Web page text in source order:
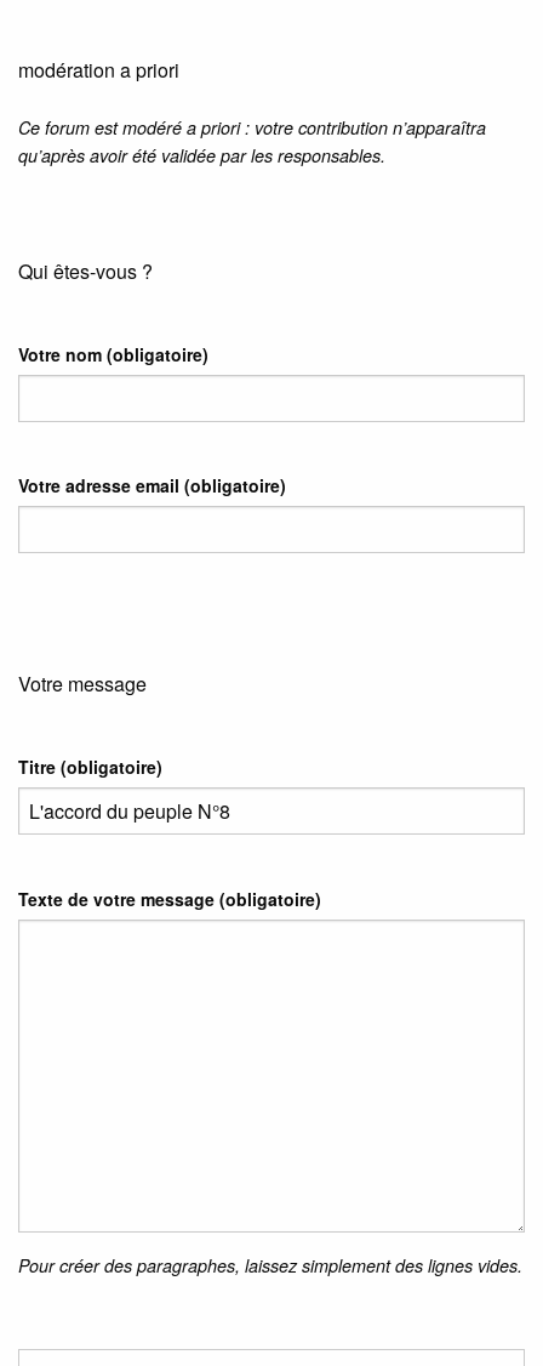
modération a priori
Ce forum est modéré a priori : votre contribution n’apparaîtra
qu’après avoir été validée par les responsables.
Qui êtes-vous ?
Votre nom (obligatoire)
Votre adresse email (obligatoire)
Votre message
Titre (obligatoire)
Texte de votre message (obligatoire)
Pour créer des paragraphes, laissez simplement des lignes vides.